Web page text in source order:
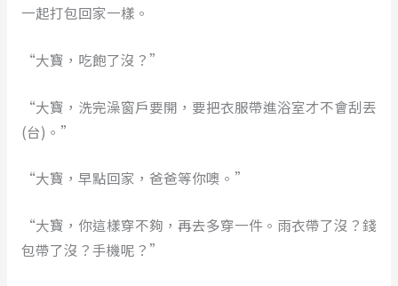
一起打包回家一樣。
“大寶，吃飽了沒？”
“大寶，洗完澡窗戶要開，要把衣服帶進浴室才不會刮丟
(台)。”
“大寶，早點回家，爸爸等你噢。”
“大寶，你這樣穿不夠，再去多穿一件。雨衣帶了沒？錢
包帶了沒？手機呢？”